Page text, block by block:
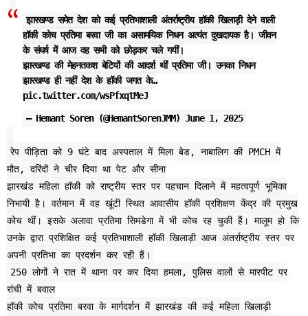
झारखण्ड समेत देश को कई प्रतिभाशाली अंतर्राष्ट्रीय हॉकी खिलाड़ी देने वाली
हॉकी कोच प्रतिमा बरवा जी का असामयिक निधन अत्यंत दुखदायक है। जीवन
के संघर्ष में आज वह सभी को छोड़कर चले गयीं।
झारखण्ड की मेहनतकश बेटियों की आदर्श थीं प्रतिमा जी। उनका निधन
झारखण्ड ही नहीं देश के हॉकी जगत के…
pic.twitter.com/wsPfxqtMeJ
— Hemant Soren (@HemantSorenJMM) June 1, 2025
रेप पीड़िता को 9 घंटे बाद अस्पताल में मिला बेड, नाबालिग की PMCH में
मौत, दरिंदों ने चीर दिया था पेट और सीना
झारखंड महिला हॉकी को राष्ट्रीय स्तर पर पहचान दिलाने में महत्वपूर्ण भूमिका
निभायी है। वर्तमान में वह खूंटी स्थित आवासीय हॉकी प्रशिक्षण केंद्र की प्रमुख
कोच थीं। इसके अलावा प्रतिमा सिमडेगा में भी कोच रह चुकी हैं। मालूम हो कि
उनके द्वारा प्रशिक्षित कई प्रतिभाशाली हॉकी खिलाड़ी आज अंतर्राष्ट्रीय स्तर पर
अपनी प्रतिभा का प्रदर्शन कर रही हैं।
250 लोगों ने रात में थाना पर कर दिया हमला, पुलिस वालों से मारपीट पर
रांची में बवाल
हॉकी कोच प्रतिमा बरवा के मार्गदर्शन में झारखंड की कई महिला खिलाड़ी